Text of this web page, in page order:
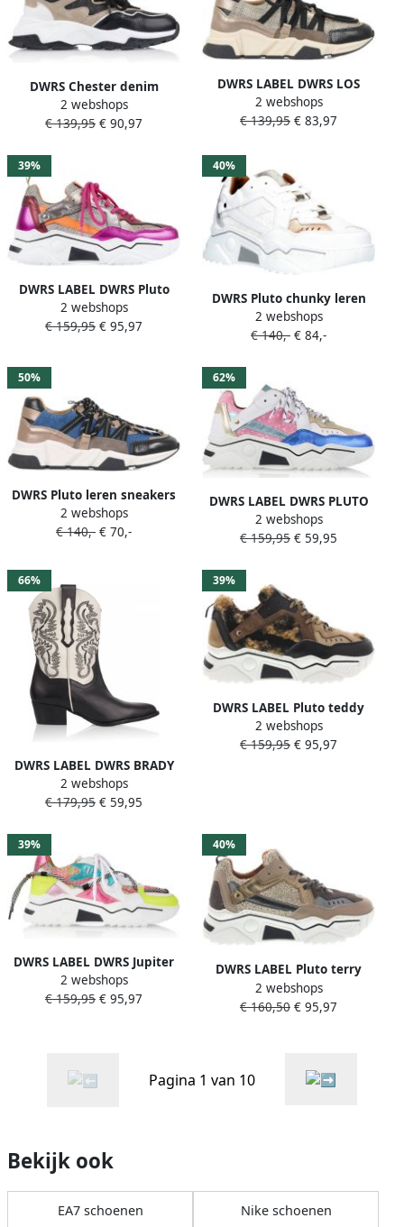
DWRS Chester denim
chunky leren sneakers
zwart beige
2 webshops
€ 139,95 € 90,97
DWRS LABEL DWRS LOS
ANGELES Stone Elefante
Dames Sneaker B9101
2 webshops
€ 139,95 € 83,97
39%
DWRS LABEL DWRS Pluto
Steel Fuchsia Roze Leer
Lage sneakers Dames
2 webshops
€ 159,95 € 95,97
40%
DWRS Pluto chunky leren
sneakers rosé wit
2 webshops
€ 140,- € 84,-
50%
DWRS Pluto leren sneakers
met pailletten roze blauw
Meisjes Leer Meerkleurig 35
2 webshops
€ 140,- € 70,-
62%
DWRS LABEL DWRS PLUTO
sequins Pink Blue Dames
Sneaker J5217
2 webshops
€ 159,95 € 59,95
66%
DWRS LABEL DWRS BRADY
White Black Dames Boots
2 webshops
€ 179,95 € 59,95
39%
DWRS LABEL Pluto teddy
leopard Black Cognac Zwart
Leer Lage sneakers Dames
2 webshops
€ 159,95 € 95,97
39%
DWRS LABEL DWRS Jupiter
tweed Pink Yello Roze Leer
Lage sneakers Dames
2 webshops
€ 159,95 € 95,97
40%
DWRS LABEL Pluto terry
Beige Smoke Beige Leer
Lage sneakers Dames
2 webshops
€ 160,50 € 95,97
Pagina 1 van 10
Bekijk ook
EA7 schoenen Nike schoenen